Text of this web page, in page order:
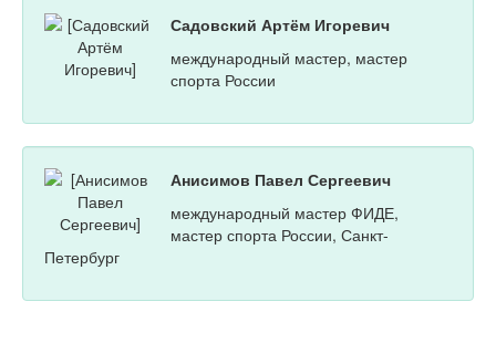
Садовский Артём Игоревич
международный мастер, мастер
спорта России
Анисимов Павел Сергеевич
международный мастер ФИДЕ,
мастер спорта России, Санкт-
Петербург